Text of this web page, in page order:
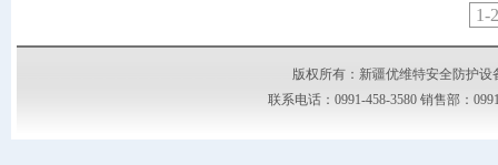
1-
版权所有：新疆优维特安全防护设
联系电话：0991-458-3580 销售部：